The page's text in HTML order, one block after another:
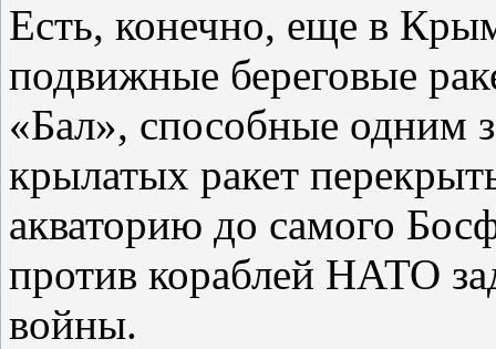
Есть, конечно, еще в
подвижные береговые
«Бал», способные одним
крылатых ракет
акваторию до самого
против кораблей НАТО
войны.